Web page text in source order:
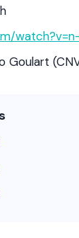
Goulart